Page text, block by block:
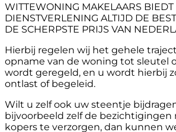
WITTEWONING MAKELAARS BIEDT
DIENSTVERLENING ALTIJD DE
DE SCHERPSTE PRIJS VAN
Hierbij regelen wij het gehele
opname van de woning tot sleutel
wordt geregeld, en u wordt hierbij
ontlast of begeleid.
Wilt u zelf ook uw steentje
bijvoorbeeld zelf de bezichtigingen
kopers te verzorgen, dan kunnen